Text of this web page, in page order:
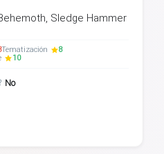
Sledge Hammer
Tematización
8
10
No